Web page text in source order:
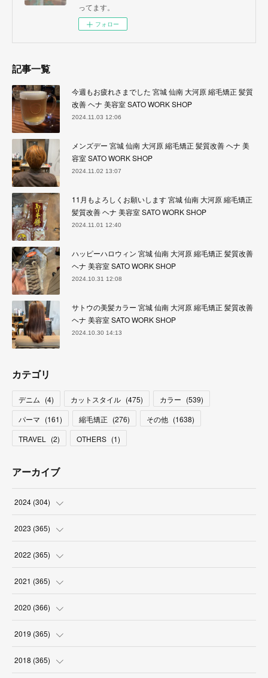
ってます。
フォロー
記事一覧
今週もお疲れさまでした 宮城 仙南 大河原 縮毛矯正 髪質
改善 ヘナ 美容室 SATO WORK SHOP
2024.11.03 12:06
メンズデー 宮城 仙南 大河原 縮毛矯正 髪質改善 ヘナ 美
容室 SATO WORK SHOP
2024.11.02 13:07
11月もよろしくお願いします 宮城 仙南 大河原 縮毛矯正
髪質改善 ヘナ 美容室 SATO WORK SHOP
2024.11.01 12:40
ハッピーハロウィン 宮城 仙南 大河原 縮毛矯正 髪質改善
ヘナ 美容室 SATO WORK SHOP
2024.10.31 12:08
サトウの美髪カラー 宮城 仙南 大河原 縮毛矯正 髪質改善
ヘナ 美容室 SATO WORK SHOP
2024.10.30 14:13
カテゴリ
デニム (4) カットスタイル (475) カラー (539)
パーマ (161) 縮毛矯正 (276) その他 (1638)
TRAVEL
(2) OTHERS (1)
アーカイブ
2024 (304)
(3)
(31
(30
(31
2023 (365)
(31
(30
(31
(30
2022 (365)
(31
(30
(31
(30
2021 (365)
(31
(30
(31
2020 (366)
(31
(30
2019 (365)
(31
2018 (365)